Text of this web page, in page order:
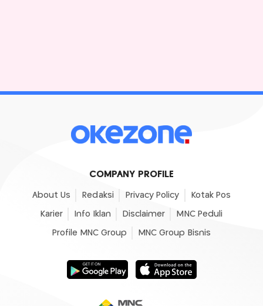
COMPANY PROFILE
About Us Redaksi Privacy Policy Kotak Pos
Karier Info Iklan Disclaimer MNC Peduli
Profile MNC Group MNC Group Bisnis